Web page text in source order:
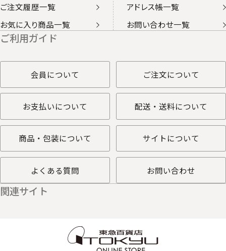
ご注文履歴一覧
アドレス帳一覧
お気に入り商品一覧
お問い合わせ一覧
ご利用ガイド
会員について ご注文について
お支払いについて 配送・送料について
商品・包装について サイトについて
よくある質問 お問い合わせ
関連サイト